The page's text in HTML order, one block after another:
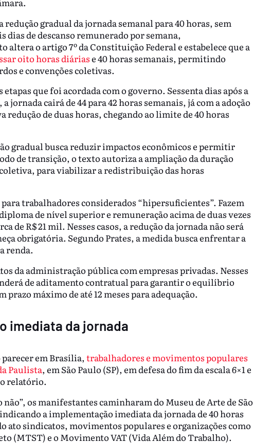
redução gradual da jornada semanal para 40 horas, sem
dias de descanso remunerado por semana,
o artigo 7º da Constituição Federal e estabelece que a
oito horas diáriase 40 horas semanais, permitindo
e convenções coletivas.
que foi acordada com o governo. Sessenta dias após a
cairá de 44 para 42 horas semanais, já com a adoção
redução de duas horas, chegando ao limite de 40 horas
gradual busca reduzir impactos econômicos e permitir
de transição, o texto autoriza a ampliação da duração
para viabilizar a redistribuição das horas
trabalhadores considerados “hipersuficientes”. Fazem
de nível superior e remuneração acima de duas vezes
de R$ 21 mil. Nesses casos, a redução da jornada não será
obrigatória. Segundo Prates, a medida busca enfrentar a
renda.
da administração pública com empresas privadas. Nesses
de aditamento contratual para garantir o equilíbrio
máximo de até 12 meses para adequação.
imediata da jornada
em Brasília, trabalhadores e movimentos populares
Paulista, em São Paulo (SP), em defesa do fim da escala 6×1 e
relatório.
os manifestantes caminharam do Museu de Arte de São
a implementação imediata da jornada de 40 horas
ato sindicatos, movimentos populares e organizações como
(MTST) e o Movimento VAT (Vida Além do Trabalho).